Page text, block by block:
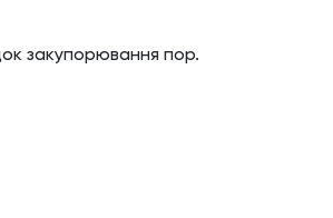
закупорювання пор.